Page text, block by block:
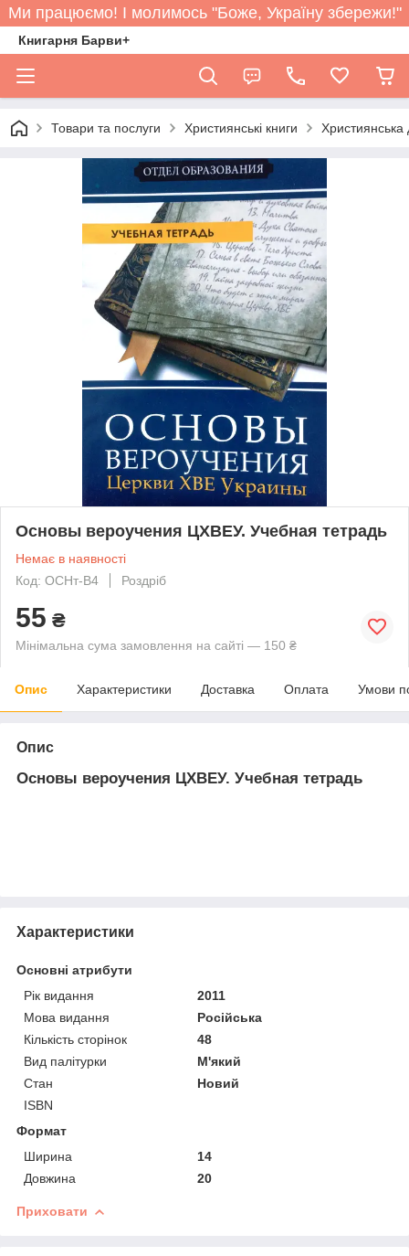
Ми працюємо! І молимось "Боже, Україну збережи!"
Книгарня Барви+
Товари та послуги Християнські книги Християнська
Основы вероучения ЦХВЕУ. Учебная тетрадь
Немає в наявності
Код: ОСНт-В4
Роздріб
55 ₴
Мінімальна сума замовлення на сайті — 150 ₴
Опис Характеристики Доставка Оплата Умови
Опис
Основы вероучения ЦХВЕУ. Учебная тетрадь
Характеристики
Основні атрибути
Рік видання
2011
Мова видання
Російська
Кількість сторінок
48
Вид палітурки
М'який
Стан
Новий
ISBN
Формат
Ширина
14
Довжина
20
Приховати